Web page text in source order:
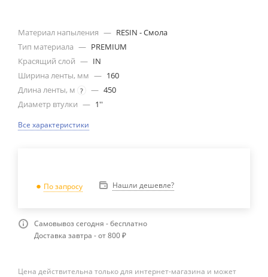
Материал напыления — RESIN - Смола
Тип материала — PREMIUM
Красящий слой — IN
Ширина ленты, мм — 160
Длина ленты, м ? — 450
Диаметр втулки — 1''
Все характеристики
По запросу Нашли дешевле?
Самовывоз сегодня - бесплатно
Доставка завтра - от 800 ₽
Цена действительна только для интернет-магазина и может